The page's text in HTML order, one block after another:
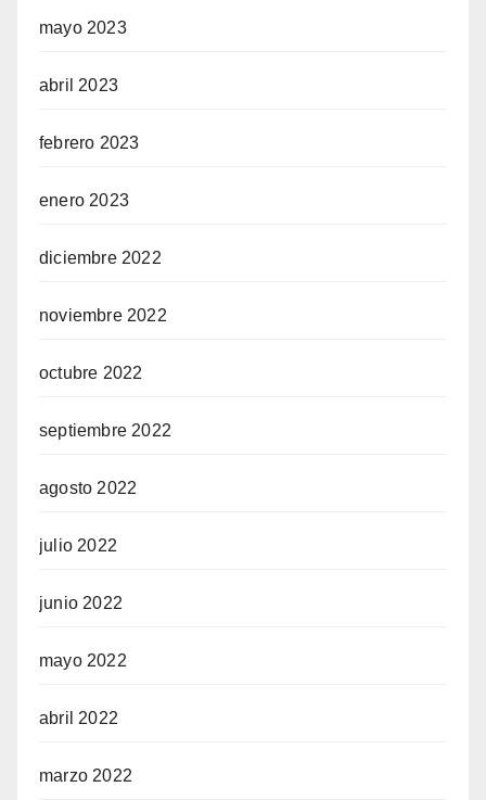
mayo 2023
abril 2023
febrero 2023
enero 2023
diciembre 2022
noviembre 2022
octubre 2022
septiembre 2022
agosto 2022
julio 2022
junio 2022
mayo 2022
abril 2022
marzo 2022